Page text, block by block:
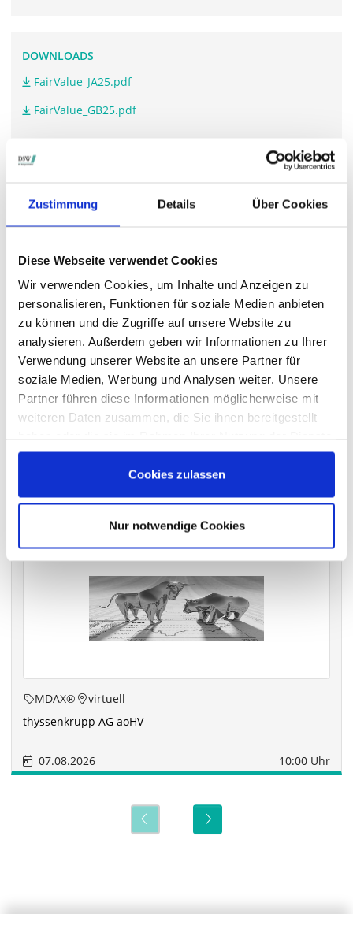
Zustimmung Details Über Cookies
Diese Webseite verwendet Cookies
Wir verwenden Cookies, um Inhalte und Anzeigen zu
personalisieren, Funktionen für soziale Medien anbieten
zu können und die Zugriffe auf unsere Website zu
analysieren. Außerdem geben wir Informationen zu Ihrer
Verwendung unserer Website an unsere Partner für
soziale Medien, Werbung und Analysen weiter. Unsere
Partner führen diese Informationen möglicherweise mit
weiteren Daten zusammen, die Sie ihnen bereitgestellt
gesammelt haben.
Cookies zulassen
Nur notwendige Cookies
DOWNLOADS
FairValue_JA25.pdf
FairValue_GB25.pdf
www.fvreit.de/.../#Hauptversammlung
STIMMRECHTSVERTRETUNG DURCH DIE DSW
Die DSW vertritt Ihre Stimmrechteauf sämtlichen
wichtigen Hauptversammlungen in Deutschland.
VERGANGENE HAUPTVERSAMMLUNGSTERMINE
archiv.hauptversammlung.de
Die nächsten Termine
MDAX®
virtuell
thyssenkrupp AG aoHV
07.08.2026 10:00 Uhr